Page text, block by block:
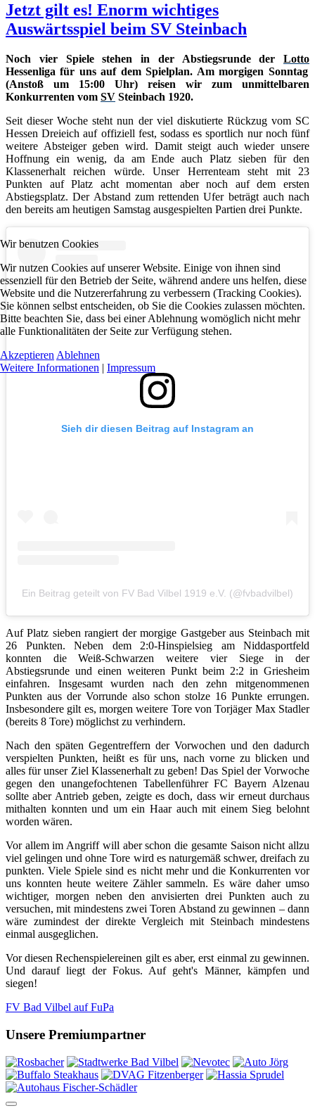
Jetzt gilt es! Enorm wichtiges
Auswärtsspiel beim SV Steinbach
Noch vier Spiele stehen in der Abstiegsrunde der Lotto
Hessenliga für uns auf dem Spielplan. Am morgigen Sonntag
(Anstoß um 15:00 Uhr) reisen wir zum unmittelbaren
Konkurrenten vom SV Steinbach 1920.
Seit dieser Woche steht nun der viel diskutierte Rückzug vom SC
Hessen Dreieich auf offiziell fest, sodass es sportlich nur noch fünf
weitere Absteiger geben wird. Damit steigt auch wieder unsere
Hoffnung ein wenig, da am Ende auch Platz sieben für den
Klassenerhalt reichen würde. Unser Herrenteam steht mit 23
Punkten auf Platz acht momentan aber noch auf dem ersten
Abstiegsplatz. Der Abstand zum rettenden Ufer beträgt auch nach
den bereits am heutigen Samstag ausgespielten Partien drei Punkte.
Sieh dir diesen Beitrag auf Instagram an
Ein Beitrag geteilt von FV Bad Vilbel 1919 e.V. (@fvbadvilbel)
Auf Platz sieben rangiert der morgige Gastgeber aus Steinbach mit
26 Punkten. Neben dem 2:0-Hinspielsieg am Niddasportfeld
konnten die Weiß-Schwarzen weitere vier Siege in der
Abstiegsrunde und einen weiteren Punkt beim 2:2 in Griesheim
einfahren. Insgesamt wurden nach den zehn mitgenommenen
Punkten aus der Vorrunde also schon stolze 16 Punkte errungen.
Insbesondere gilt es, morgen weitere Tore von Torjäger Max Stadler
(bereits 8 Tore) möglichst zu verhindern.
Nach den späten Gegentreffern der Vorwochen und den dadurch
verspielten Punkten, heißt es für uns, nach vorne zu blicken und
alles für unser Ziel Klassenerhalt zu geben! Das Spiel der Vorwoche
gegen den unangefochtenen Tabellenführer FC Bayern Alzenau
sollte aber Antrieb geben, zeigte es doch, dass wir erneut durchaus
mithalten konnten und um ein Haar auch mit einem Sieg belohnt
worden wären.
Vor allem im Angriff will aber schon die gesamte Saison nicht allzu
viel gelingen und ohne Tore wird es naturgemäß schwer, dreifach zu
punkten. Viele Spiele sind es nicht mehr und die Konkurrenten vor
uns konnten heute weitere Zähler sammeln. Es wäre daher umso
wichtiger, morgen neben den anvisierten drei Punkten auch zu
versuchen, mit mindestens zwei Toren Abstand zu gewinnen – dann
wäre zumindest der direkte Vergleich mit Steinbach mindestens
einmal ausgeglichen.
Vor diesen Rechenspielereinen gilt es aber, erst einmal zu gewinnen.
Und darauf liegt der Fokus. Auf geht's Männer, kämpfen und
siegen!
FV Bad Vilbel auf FuPa
Unsere Premiumpartner
Wir benutzen Cookies
Wir nutzen Cookies auf unserer Website. Einige von ihnen sind
essenziell für den Betrieb der Seite, während andere uns helfen, diese
Website und die Nutzererfahrung zu verbessern (Tracking Cookies).
Sie können selbst entscheiden, ob Sie die Cookies zulassen möchten.
Bitte beachten Sie, dass bei einer Ablehnung womöglich nicht mehr
alle Funktionalitäten der Seite zur Verfügung stehen.
Akzeptieren Ablehnen
Weitere Informationen | Impressum